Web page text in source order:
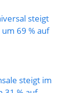
steigt
69 % auf
steigt im